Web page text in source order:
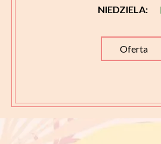
NIEDZIELA:
Oferta